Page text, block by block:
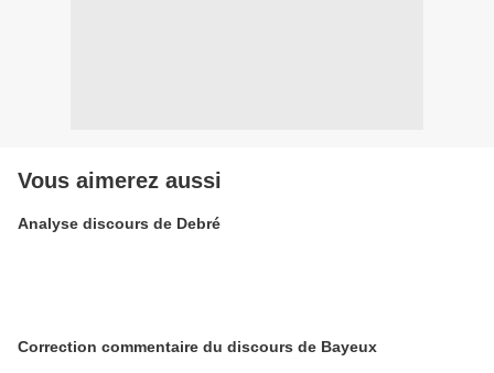
Vous aimerez aussi
Analyse discours de Debré
Correction commentaire du discours de Bayeux